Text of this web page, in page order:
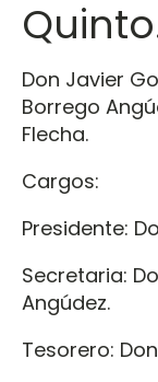
Don Javier
Borrego
Flecha.
Cargos:
Presidente:
Secretaria:
Angúdez.
Tesorero: